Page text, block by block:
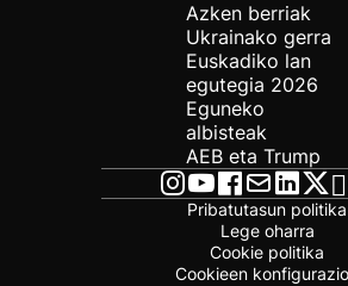
Azken berriak
Ukrainako gerra
Euskadiko lan
egutegia 2026
Eguneko
albisteak
AEB eta Trump
Pribatutasun politika
Lege oharra
Cookie politika
Cookieen